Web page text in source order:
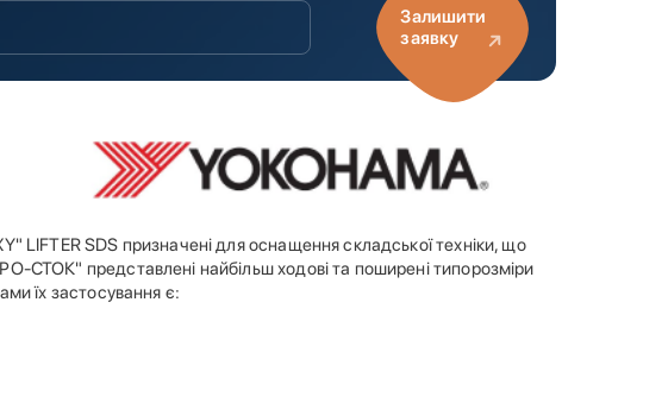
Залишити
заявку
LIFTER SDS призначені для оснащення складської техніки, що
СТОК" представлені найбільш ходові та поширені типорозміри
їх застосування є: